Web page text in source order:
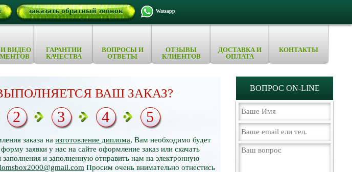
заказать обратный звонок Watsapp
ВИДЕО
ГАРАНТИИ
КАЧЕСТВА
ВОПРОСЫ И
ОТВЕТЫ
ОТЗЫВЫ
КЛИЕНТОВ
ДОСТАВКА И
ОПЛАТА
КОНТАКТЫ
ВАШ ЗАКАЗ?
заказа на изготовление диплома, Вам необходимо будет
заявки у нас на сайте оформление заказ или скачать
заполнения и заполненную отправить нам на электронную
Просим очень внимательно отнестись
2 3 4 5
ВОПРОС ON-LINE